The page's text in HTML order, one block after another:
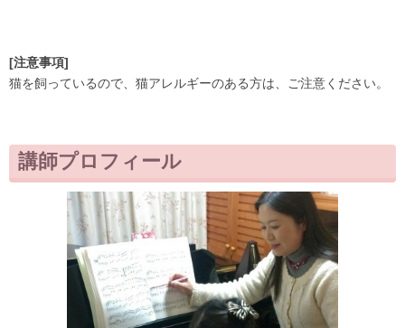
[注意事項]
猫を飼っているので、猫アレルギーのある方は、ご注意ください。
講師プロフィール